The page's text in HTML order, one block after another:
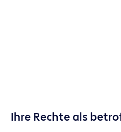
Ihre Rechte als